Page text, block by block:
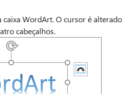
caixa WordArt. O cursor é alterado
cabeçalhos.